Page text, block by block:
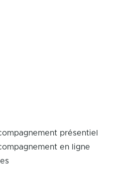
présentiel
en ligne